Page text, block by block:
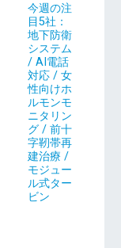
今週の注
目5社：
地下防衛
システム
/ AI電話
対応 / 女
性向けホ
ルモンモ
ニタリン
グ / 前十
字靭帯再
建治療 /
モジュー
ル式ター
ビン